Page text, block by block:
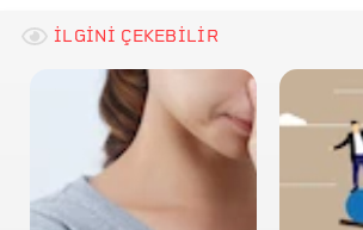
Çıkarılmasına İlişkin Basın Duyurusu
İLGİNİ ÇEKEBİLİR